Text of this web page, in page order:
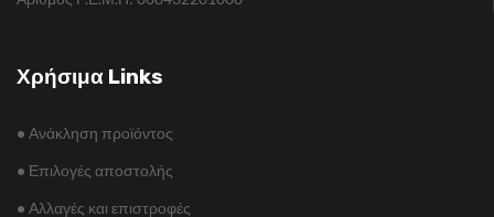
Χρήσιμα Links
• Ανάκληση προϊόντος
• Επιλογές αποστολής
• Αλλαγές και επιστροφές